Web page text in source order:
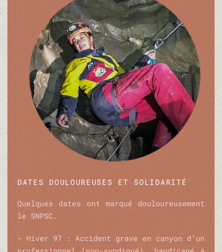
DATES DOULOUREUSES ET SOLIDARITÉ
Quelques dates ont marqué douloureusement
le SNPSC.
- Hiver 97 : Accident grave en canyon d’un